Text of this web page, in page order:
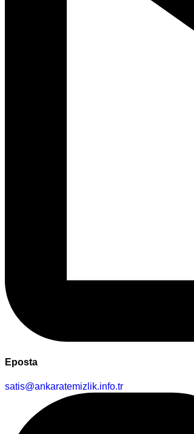
Eposta
satis@ankaratemizlik.info.tr